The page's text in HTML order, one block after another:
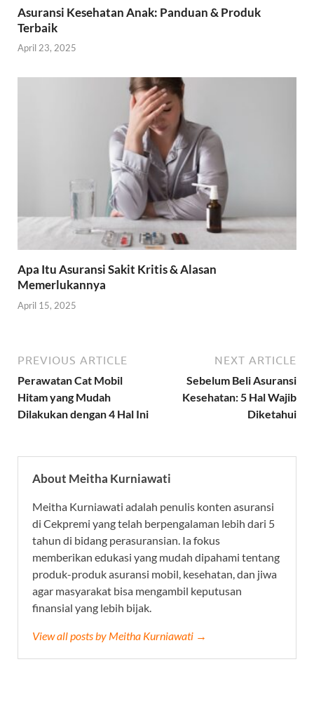
Asuransi Kesehatan Anak: Panduan & Produk
Terbaik
April 23, 2025
Apa Itu Asuransi Sakit Kritis & Alasan
Memerlukannya
April 15, 2025
PREVIOUS ARTICLE
Perawatan Cat Mobil
Hitam yang Mudah
Dilakukan dengan 4 Hal Ini
NEXT ARTICLE
Sebelum Beli Asuransi
Kesehatan: 5 Hal Wajib
Diketahui
About Meitha Kurniawati
Meitha Kurniawati adalah penulis konten asuransi
di Cekpremi yang telah berpengalaman lebih dari 5
tahun di bidang perasuransian. Ia fokus
memberikan edukasi yang mudah dipahami tentang
produk-produk asuransi mobil, kesehatan, dan jiwa
agar masyarakat bisa mengambil keputusan
finansial yang lebih bijak.
View all posts by Meitha Kurniawati →